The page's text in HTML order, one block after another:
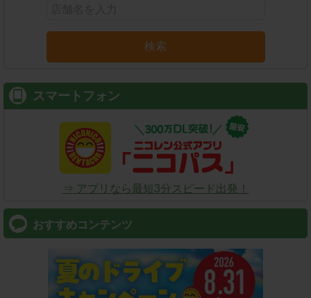
検索
スマートフォン
⇒ アプリなら最短3分スピード出発！
おすすめコンテンツ